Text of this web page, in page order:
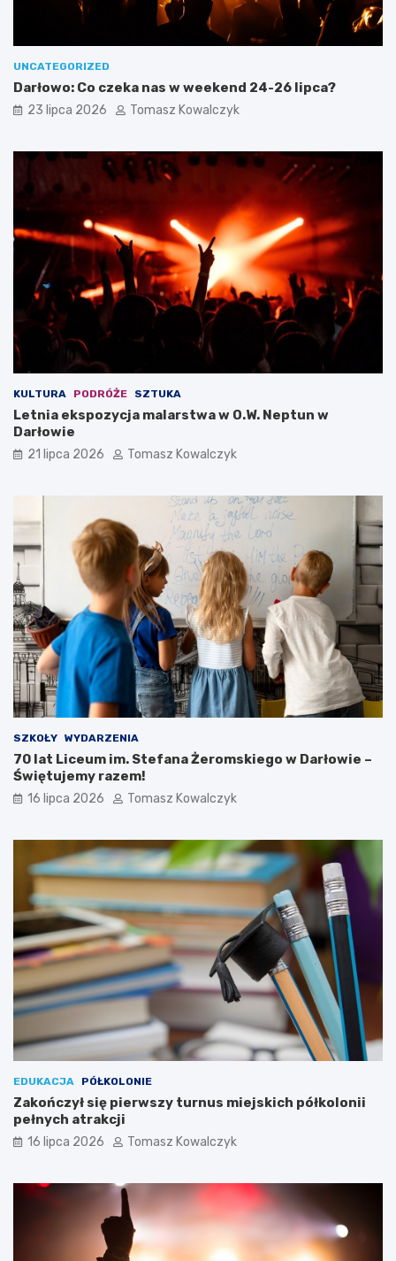
UNCATEGORIZED
Darłowo: Co czeka nas w weekend 24-26 lipca?
23 lipca 2026 Tomasz Kowalczyk
KULTURA PODRÓŻE SZTUKA
Letnia ekspozycja malarstwa w O.W. Neptun w
Darłowie
21 lipca 2026 Tomasz Kowalczyk
SZKOŁY WYDARZENIA
70 lat Liceum im. Stefana Żeromskiego w Darłowie –
Świętujemy razem!
16 lipca 2026 Tomasz Kowalczyk
EDUKACJA PÓŁKOLONIE
Zakończył się pierwszy turnus miejskich półkolonii
pełnych atrakcji
16 lipca 2026 Tomasz Kowalczyk